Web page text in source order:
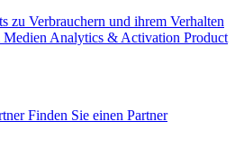
zu Verbrauchern und ihrem Verhalten
Analytics & Activation Product
Finden Sie einen Partner